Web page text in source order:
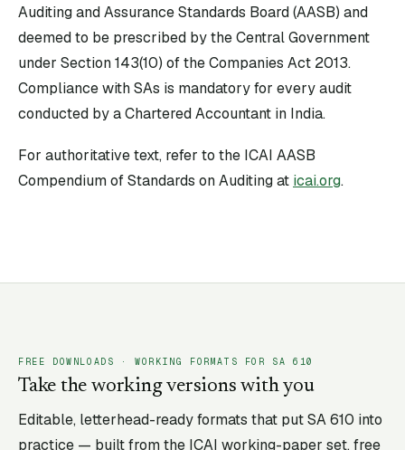
Auditing and Assurance Standards Board (AASB) and
deemed to be prescribed by the Central Government
under Section 143(10) of the Companies Act 2013.
Compliance with SAs is mandatory for every audit
conducted by a Chartered Accountant in India.
For authoritative text, refer to the ICAI AASB
Compendium of Standards on Auditing at icai.org.
FREE DOWNLOADS · WORKING FORMATS FOR SA610
Take the working versions with you
Editable, letterhead-ready formats that put SA610 into
practice — built from the ICAI working-paper set, free